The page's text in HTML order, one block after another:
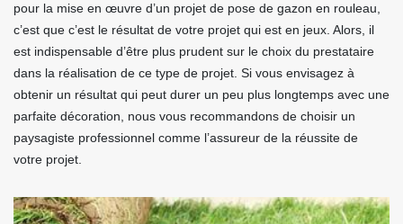
pour la mise en œuvre d’un projet de pose de gazon en rouleau,
c’est que c’est le résultat de votre projet qui est en jeux. Alors, il
est indispensable d’être plus prudent sur le choix du prestataire
dans la réalisation de ce type de projet. Si vous envisagez à
obtenir un résultat qui peut durer un peu plus longtemps avec une
parfaite décoration, nous vous recommandons de choisir un
paysagiste professionnel comme l’assureur de la réussite de
votre projet.